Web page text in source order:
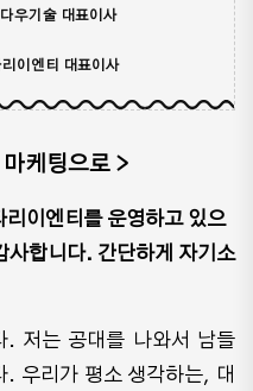
우기술 대표이사
이엔티 대표이사​
케팅으로 >
이엔티를 운영하고 있으
사합니다. 간단하게 자기소
. 저는 공대를 나와서 남들
. 우리가 평소 생각하는, 대